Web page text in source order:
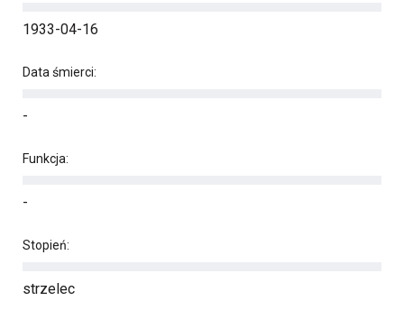
1933-04-16
Data śmierci:
-
Funkcja:
-
Stopień:
strzelec